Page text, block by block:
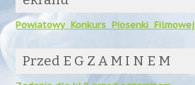
Powiatowy Konkurs Piosenki Filmowej
Przed E G Z A M I N E M